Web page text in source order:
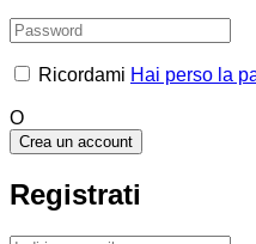
Ricordami Hai perso la
O
Crea un account
Registrati